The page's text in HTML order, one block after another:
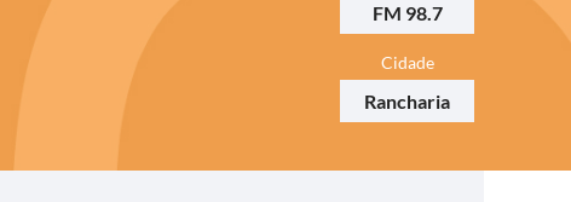
FM 98.7
Cidade
Rancharia